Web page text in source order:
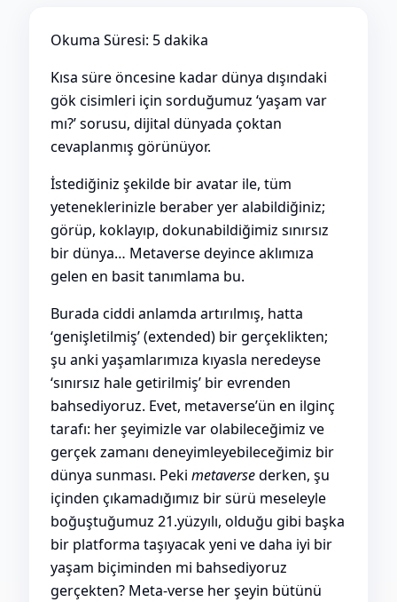
Okuma Süresi: 5 dakika
Kısa süre öncesine kadar dünya dışındaki
gök cisimleri için sorduğumuz ‘yaşam var
mı?’ sorusu, dijital dünyada çoktan
cevaplanmış görünüyor.
İstediğiniz şekilde bir avatar ile, tüm
yeteneklerinizle beraber yer alabildiğiniz;
görüp, koklayıp, dokunabildiğimiz sınırsız
bir dünya… Metaverse deyince aklımıza
gelen en basit tanımlama bu.
Burada ciddi anlamda artırılmış, hatta
‘genişletilmiş’ (extended) bir gerçeklikten;
şu anki yaşamlarımıza kıyasla neredeyse
‘sınırsız hale getirilmiş’ bir evrenden
bahsediyoruz. Evet, metaverse’ün en ilginç
tarafı: her şeyimizle var olabileceğimiz ve
gerçek zamanı deneyimleyebileceğimiz bir
dünya sunması. Peki metaversederken, şu
içinden çıkamadığımız bir sürü meseleyle
boğuştuğumuz 21.yüzyılı, olduğu gibi başka
bir platforma taşıyacak yeni ve daha iyi bir
yaşam biçiminden mi bahsediyoruz
gerçekten? Meta-verse her şeyin bütünü